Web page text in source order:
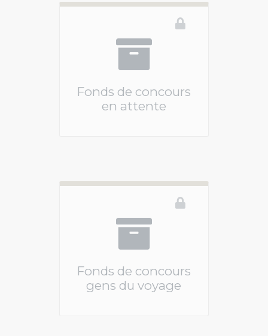
Fonds de concours
en attente
Fonds de concours
gens du voyage